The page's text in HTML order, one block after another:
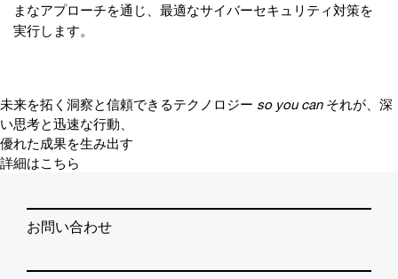
まなアプローチを通じ、最適なサイバーセキュリティ対策を
実行します。
未来を拓く洞察と信頼できるテクノロジー so you can それが、深
い思考と迅速な行動、
優れた成果を生み出す
詳細はこちら
お問い合わせ